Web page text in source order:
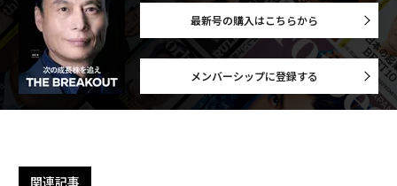
最新号の購入はこちらから
メンバーシップに登録する
関連記事